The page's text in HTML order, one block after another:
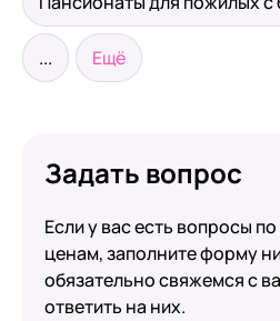
... Ещё
Задать вопрос
Если у вас есть вопросы
ценам, заполните форму
обязательно свяжемся с
ответить на них.